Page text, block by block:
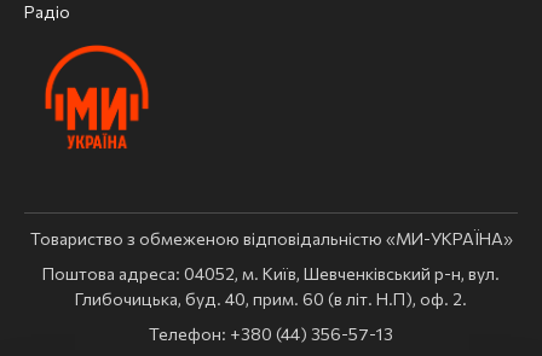
Радіо
Товариство з обмеженою відповідальністю «МИ-УКРАЇНА»
Поштова адреса: 04052, м. Київ, Шевченківський р-н, вул.
Глибочицька, буд. 40, прим. 60 (в літ. Н.П), оф. 2.
Телефон: +380 (44) 356-57-13